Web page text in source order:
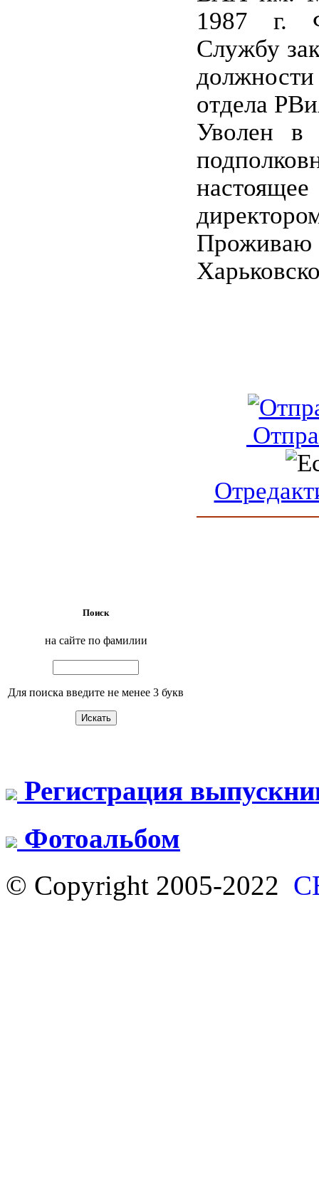
1987 г.
Службу
отдела
Уволен в
Поиск
на сайте по фамилии
Для поиска введите не менее 3 букв
Регистрация
Фотоальбом
© Copyright 2005-2022